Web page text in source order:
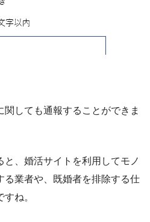
しても通報することができま
、婚活サイトを利用してモノ
る業者や、既婚者を排除する仕
ね。